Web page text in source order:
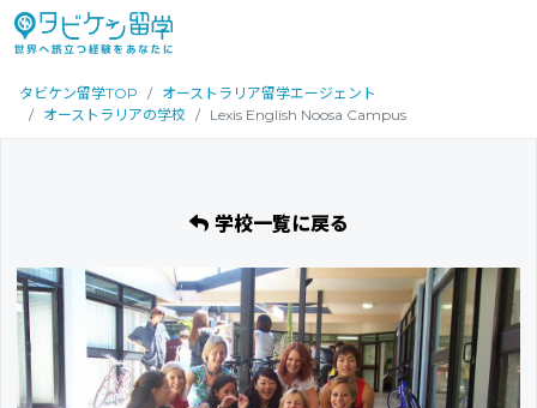
タビケン留学TOP
オーストラリア留学エージェント
オーストラリアの学校
Lexis English Noosa Campus
学校一覧に戻る